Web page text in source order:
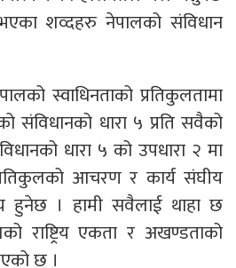
शव्दहरु नेपालको संविधान
स्वाधिनताको प्रतिकुलतामा
संविधानको धारा ५ प्रति सवैको
धारा ५ को उपधारा २ मा
आचरण र कार्य संघीय
हुनेछ । हामी सवैलाई थाहा छ
राष्ट्रिय एकता र अखण्डताको
छ ।